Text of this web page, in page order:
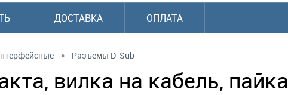
ДОСТАВКА ОПЛАТА
• Разъёмы D-Sub
вилка на кабель, пайка